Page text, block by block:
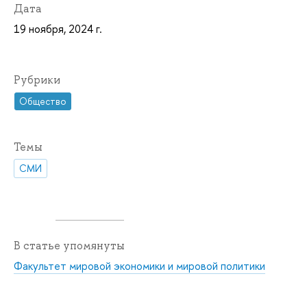
Дата
19 ноября, 2024 г.
Рубрики
Общество
Темы
СМИ
В статье упомянуты
Факультет мировой экономики и мировой политики